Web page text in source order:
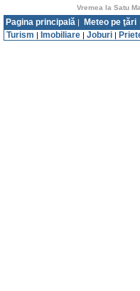
Vremea la Satu
Pagina principală |
Meteo pe ţări
Turism | Imobiliare | Joburi |